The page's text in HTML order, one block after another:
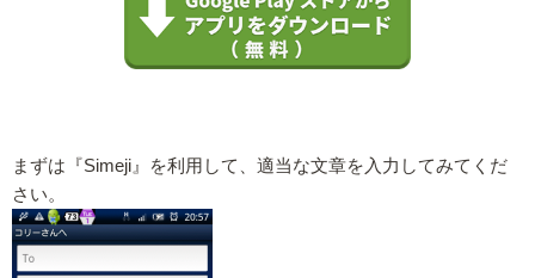
まずは『Simeji』を利用して、適当な文章を入力してみてくだ
さい。